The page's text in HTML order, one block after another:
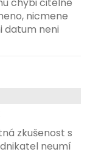
chybi citelne
nicmene
datum neni
zkušenost s
neumí